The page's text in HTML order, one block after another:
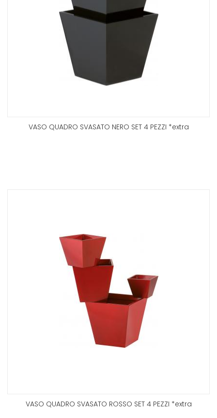
VASO QUADRO SVASATO NERO SET 4 PEZZI *extra
VASO QUADRO SVASATO ROSSO SET 4 PEZZI *extra